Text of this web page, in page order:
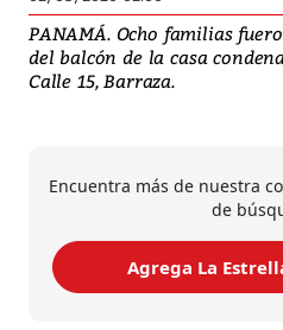
PANAMÁ. Ocho familias
del balcón de la casa
Calle 15, Barraza.
Encuentra más de nuestra
de
Agrega La